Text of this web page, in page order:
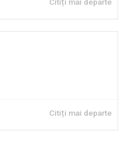
Citiți mai departe